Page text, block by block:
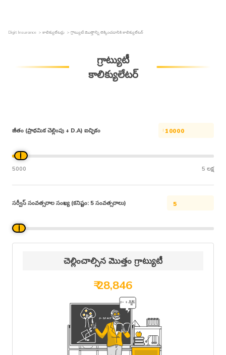
Digit Insurance కాలిక్యులేటర్లు గ్రాట్యుటీ మొత్తాన్ని లెక్కించడానికి కాలిక్యులేటర్
గ్రాట్యుటీ
కాలిక్యులేటర్
జీతం (ప్రాథమిక చెల్లింపు + D.A) ఐచ్ఛికం
5000 5 లక్ష
సర్వీస్ సంవత్సరాల సంఖ్య (కనిష్టం: 5 సంవత్సరాలు)
చెల్లించాల్సిన మొత్తం గ్రాట్యుటీ
₹ 28,846